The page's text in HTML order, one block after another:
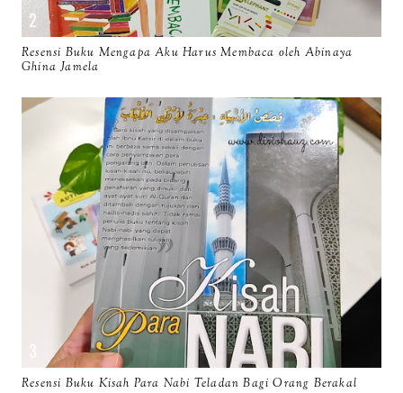
Resensi Buku Mengapa Aku Harus Membaca oleh Abinaya
Ghina Jamela
Resensi Buku Kisah Para Nabi Teladan Bagi Orang Berakal